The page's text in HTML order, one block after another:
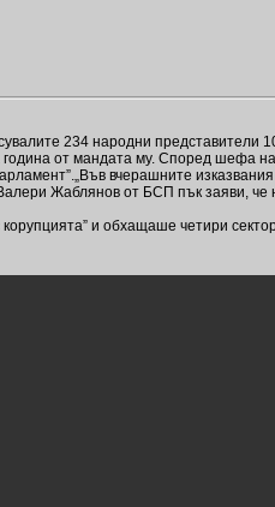
234 народни представители
от мандата му. Според шефа
вчерашните
Жаблянов от БСП пък заяви,
и обхащаше четири